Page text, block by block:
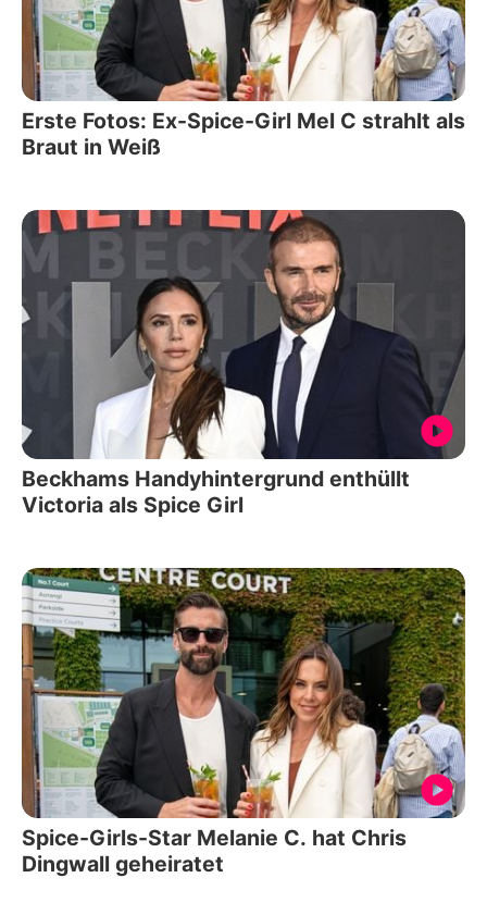
Erste Fotos: Ex-Spice-Girl Mel C strahlt als
Braut in Weiß
Beckhams Handyhintergrund enthüllt
Victoria als Spice Girl
Spice-Girls-Star Melanie C. hat Chris
Dingwall geheiratet